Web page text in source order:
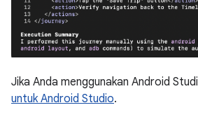
Jika Anda menggunakan Android
untuk Android Studio.